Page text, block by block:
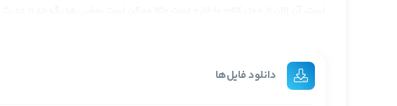
فقهاست این بین فقها کاملا مشهور شد و آثار فراوانی را از این استظهار می
فهمیدند، این طور نیست که رفع باشد که الان آقایان ما اشکال می کنند،
دانلود فایل‌ها